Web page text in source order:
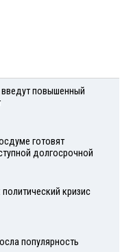
повышенный
готовят
долгосрочной
политический кризис
популярность